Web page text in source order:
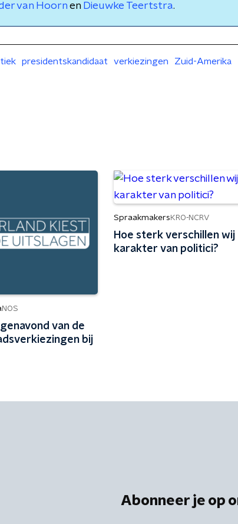
van Hoorn en Dieuwke Teertstra.
presidentskandidaat verkiezingen Zuid-Amerika
NOS
van de
bij
Spraakmakers KRO-NCRV
Hoe sterk verschillen wij
karakter van politici?
Abonneer je op